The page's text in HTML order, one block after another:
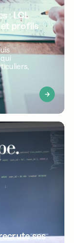
: LCL
profils
ses